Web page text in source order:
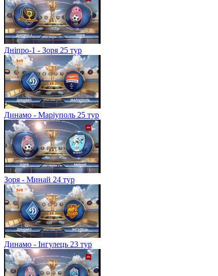
Дніпро-1 - Зоря 25 тур
Динамо - Маріуполь 25 тур
Зоря - Минай 24 тур
Динамо - Інгулець 23 тур